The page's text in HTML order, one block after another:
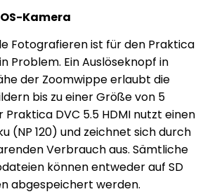
Kamera
Fotografieren ist für den Praktica
Problem. Ein Auslöseknopf in
der Zoomwippe erlaubt die
bis zu einer Größe von 5
Praktica DVC 5.5 HDMI nutzt einen
(NP 120) und zeichnet sich durch
Verbrauch aus. Sämtliche
können entweder auf SD
abgespeichert werden.